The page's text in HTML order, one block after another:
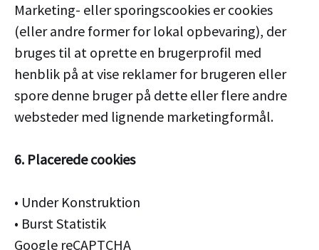
Marketing- eller sporingscookies er cookies
(eller andre former for lokal opbevaring), der
bruges til at oprette en brugerprofil med
henblik på at vise reklamer for brugeren eller
spore denne bruger på dette eller flere andre
websteder med lignende marketingformål.
6. Placerede cookies
• Under Konstruktion
• Burst Statistik
Google reCAPTCHA